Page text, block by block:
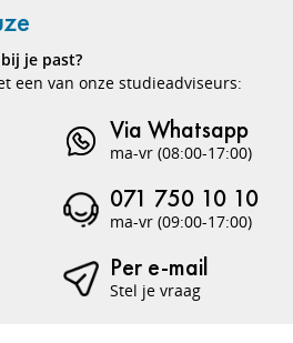
je past?
een van onze studieadviseurs:
Via Whatsapp
ma-vr (08:00-17:00)
071 750 10 10
ma-vr (09:00-17:00)
Per e-mail
Stel je vraag